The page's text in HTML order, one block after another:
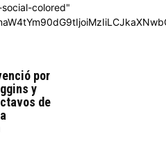
colored"
por
y
de